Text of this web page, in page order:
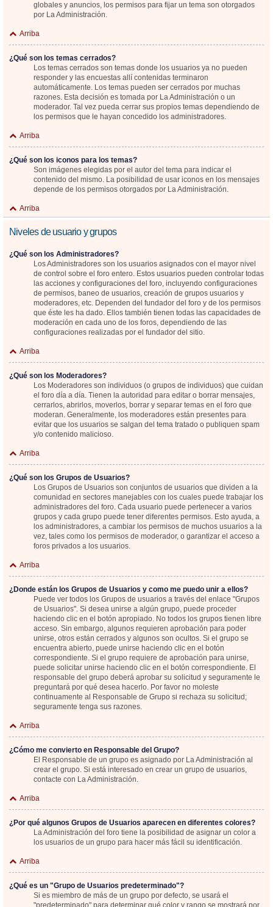
globales y anuncios, los permisos para fijar un tema son otorgados
por La Administración.
Arriba
¿Qué son los temas cerrados?
Los temas cerrados son temas donde los usuarios ya no pueden
responder y las encuestas allí contenidas terminaron
automáticamente. Los temas pueden ser cerrados por muchas
razones. Esta decisión es tomada por La Administración o un
moderador. Tal vez pueda cerrar sus propios temas dependiendo de
los permisos que le hayan concedido los administradores.
Arriba
¿Qué son los iconos para los temas?
Son imágenes elegidas por el autor del tema para indicar el
contenido del mismo. La posibilidad de usar iconos en los mensajes
depende de los permisos otorgados por La Administración.
Arriba
Niveles de usuario y grupos
¿Qué son los Administradores?
Los Administradores son los usuarios asignados con el mayor nivel
de control sobre el foro entero. Estos usuarios pueden controlar todas
las acciones y configuraciones del foro, incluyendo configuraciones
de permisos, baneo de usuarios, creación de grupos usuarios y
moderadores, etc. Dependen del fundador del foro y de los permisos
que éste les ha dado. Ellos también tienen todas las capacidades de
moderación en cada uno de los foros, dependiendo de las
configuraciones realizadas por el fundador del sitio.
Arriba
¿Qué son los Moderadores?
Los Moderadores son individuos (o grupos de individuos) que cuidan
el foro día a día. Tienen la autoridad para editar o borrar mensajes,
cerrarlos, abrirlos, moverlos, borrar y separar temas en el foro que
moderan. Generalmente, los moderadores están presentes para
evitar que los usuarios se salgan del tema tratado o publiquen spam
y/o contenido malicioso.
Arriba
¿Qué son los Grupos de Usuarios?
Los Grupos de Usuarios son conjuntos de usuarios que dividen a la
comunidad en sectores manejables con los cuales puede trabajar los
administradores del foro. Cada usuario puede pertenecer a varios
grupos y cada grupo puede tener diferentes permisos. Esto ayuda, a
los administradores, a cambiar los permisos de muchos usuarios a la
vez, tales como los permisos de moderador, o garantizar el acceso a
foros privados a los usuarios.
Arriba
¿Donde están los Grupos de Usuarios y como me puedo unir a ellos?
Puede ver todos los Grupos de usuarios a través del enlace "Grupos
de Usuarios". Si desea unirse a algún grupo, puede proceder
haciendo clic en el botón apropiado. No todos los grupos tienen libre
acceso. Sin embargo, algunos requieren aprobación para poder
unirse, otros están cerrados y algunos son ocultos. Si el grupo se
encuentra abierto, puede unirse haciendo clic en el botón
correspondiente. Si el grupo requiere de aprobación para unirse,
puede solicitar unirse haciendo clic en el botón correspondiente. El
responsable del grupo deberá aprobar su solicitud y seguramente le
preguntará por qué desea hacerlo. Por favor no moleste
continuamente al Responsable de Grupo si rechaza su solicitud;
seguramente tenga sus razones.
Arriba
¿Cómo me convierto en Responsable del Grupo?
El Responsable de un grupo es asignado por La Administración al
crear el grupo. Si está interesado en crear un grupo de usuarios,
contacte con La Administración.
Arriba
¿Por qué algunos Grupos de Usuarios aparecen en diferentes colores?
La Administración del foro tiene la posibilidad de asignar un color a
los usuarios de un grupo para hacer más fácil su identificación.
Arriba
¿Qué es un "Grupo de Usuarios predeterminado"?
Si es miembro de más de un grupo por defecto, se usará el
"predeterminado" para determinar qué color y rango se mostrará por